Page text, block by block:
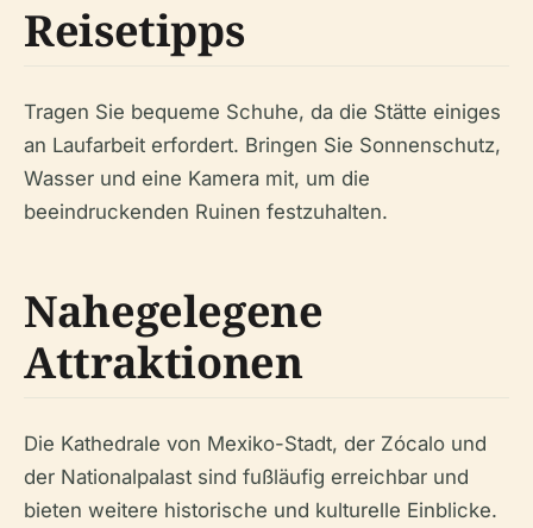
Reisetipps
Tragen Sie bequeme Schuhe, da die Stätte einiges
an Laufarbeit erfordert. Bringen Sie Sonnenschutz,
Wasser und eine Kamera mit, um die
beeindruckenden Ruinen festzuhalten.
Nahegelegene
Attraktionen
Die Kathedrale von Mexiko-Stadt, der Zócalo und
der Nationalpalast sind fußläufig erreichbar und
bieten weitere historische und kulturelle Einblicke.